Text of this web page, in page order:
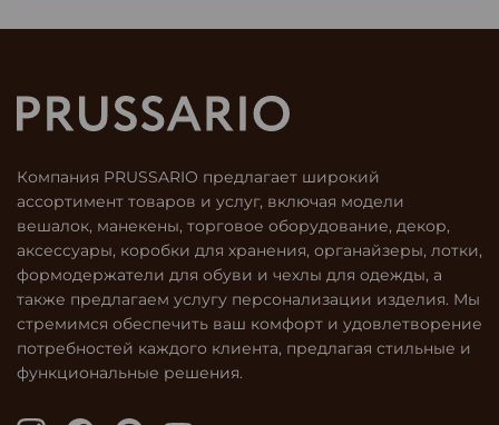
Компания PRUSSARIO предлагает широкий
ассортимент товаров и услуг, включая модели
вешалок, манекены, торговое оборудование, декор,
аксессуары, коробки для хранения, органайзеры, лотки,
формодержатели для обуви и чехлы для одежды, а
также предлагаем услугу персонализации изделия. Мы
стремимся обеспечить ваш комфорт и удовлетворение
потребностей каждого клиента, предлагая стильные и
функциональные решения.